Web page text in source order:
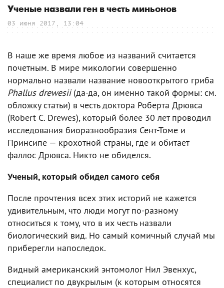
Ученые назвали ген в честь миньонов
03 июня 2017, 13:04
В наше же время любое из названий считается
почетным. В мире микологии совершенно
нормально назвали название новооткрытого гриба
Phallus drewesii(да-да, он именно такой формы: см.
обложку статьи) в честь доктора Роберта Дрювса
(Robert С. Drewes), который более 30 лет проводил
исследования биоразнообразия Сент-Томе и
Принсипе — крохотной страны, где и обитает
фаллос Дрювса. Никто не обиделся.
Ученый, который обидел самого себя
После прочтения всех этих историй не кажется
удивительным, что люди могут по-разному
относиться к тому, что в их честь назвали
биологический вид. Но самый комичный случай мы
приберегли напоследок.
Видный американский энтомолог Нил Эвенхус,
специалист по двукрылым (к которым относятся